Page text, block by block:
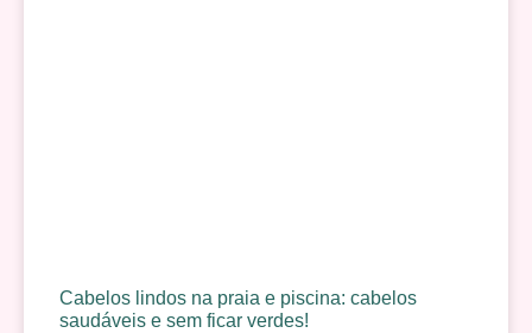
Cabelos lindos na praia e piscina: cabelos
saudáveis e sem ficar verdes!